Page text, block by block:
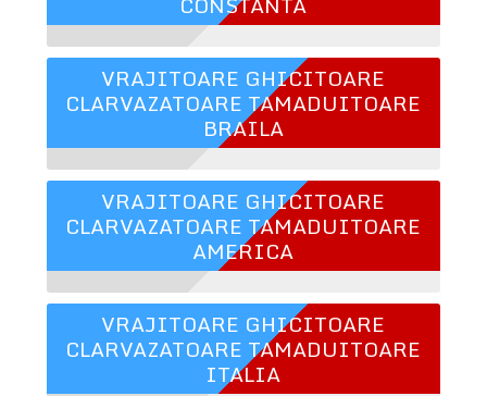
VRAJITOARE GHICITOARE
CLARVAZATOARE TAMADUITOARE
BRAILA
VRAJITOARE GHICITOARE
CLARVAZATOARE TAMADUITOARE
AMERICA
VRAJITOARE GHICITOARE
CLARVAZATOARE TAMADUITOARE
ITALIA